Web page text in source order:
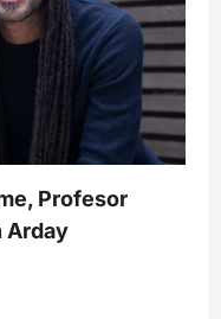
Profesor
Arday